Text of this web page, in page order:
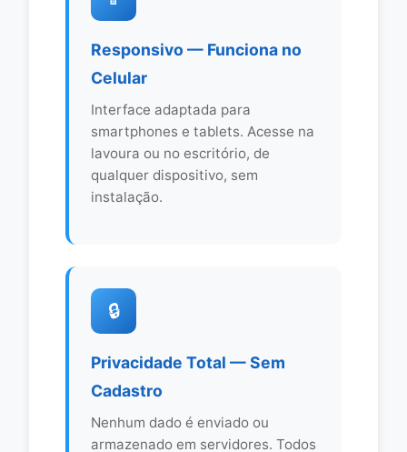
Responsivo — Funciona no
Celular
Interface adaptada para
smartphones e tablets. Acesse na
lavoura ou no escritório, de
qualquer dispositivo, sem
instalação.
🔒
Privacidade Total — Sem
Cadastro
Nenhum dado é enviado ou
armazenado em servidores. Todos